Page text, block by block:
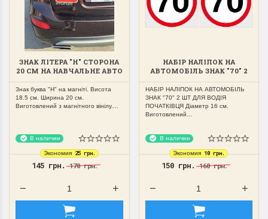
ЗНАК ЛІТЕРА "Н" СТОРОНА
20 СМ НА НАВЧАЛЬНЕ АВТО
Знак буква "Н" на магніті. Висота
18.5 см. Ширина 20 см.
Виготовлений з магнітного вінілу....
В наличии
Экономия 25 грн.
145 грн.170 грн.
НАБІР НАЛІПОК НА
АВТОМОБІЛЬ ЗНАК "70" 2
ПОЧАТКІВЦЯ
НАБІР НАЛІПОК НА АВТОМОБІЛЬ
ЗНАК "70" 2 ШТ ДЛЯ ВОДІЯ
ПОЧАТКІВЦЯ Діаметр 16 см.
Виготовлений...
В наличии
Экономия 10 грн.
150 грн.160 грн.